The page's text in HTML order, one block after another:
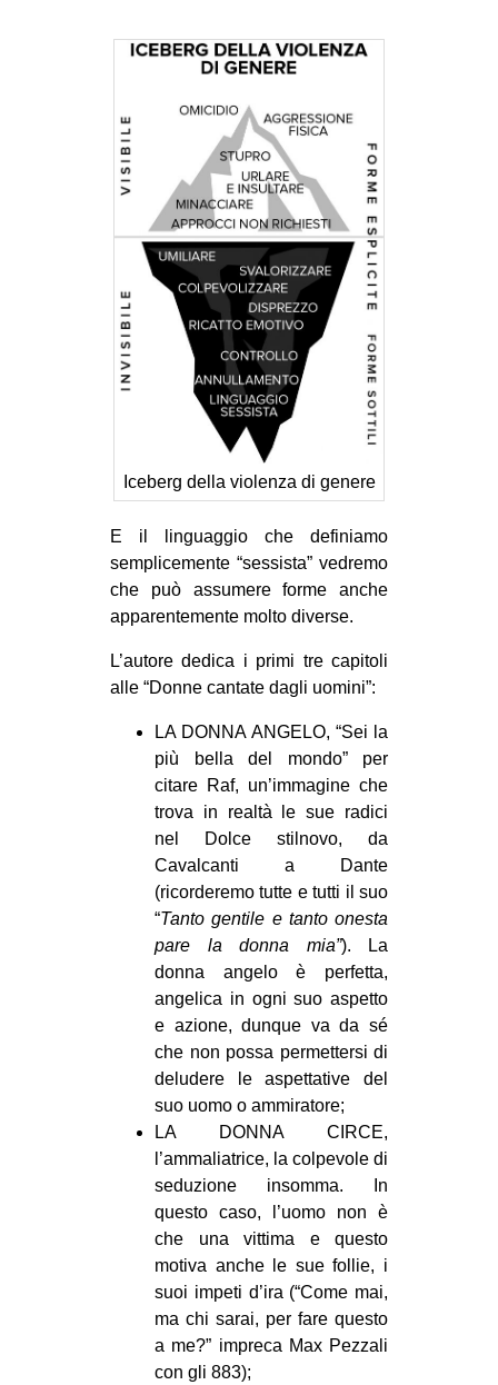
Iceberg della violenza di genere
E il linguaggio che definiamo
semplicemente “sessista” vedremo
che può assumere forme anche
apparentemente molto diverse.
L’autore dedica i primi tre capitoli
alle “Donne cantate dagli uomini”:
LA DONNA ANGELO, “Sei la
più bella del mondo” per
citare Raf, un’immagine che
trova in realtà le sue radici
nel Dolce stilnovo, da
Cavalcanti a Dante
(ricorderemo tutte e tutti il suo
“Tanto gentile e tanto onesta
pare la donna mia”). La
donna angelo è perfetta,
angelica in ogni suo aspetto
e azione, dunque va da sé
che non possa permettersi di
deludere le aspettative del
suo uomo o ammiratore;
LA DONNA CIRCE,
l’ammaliatrice, la colpevole di
seduzione insomma. In
questo caso, l’uomo non è
che una vittima e questo
motiva anche le sue follie, i
suoi impeti d’ira (“Come mai,
ma chi sarai, per fare questo
a me?” impreca Max Pezzali
con gli 883);